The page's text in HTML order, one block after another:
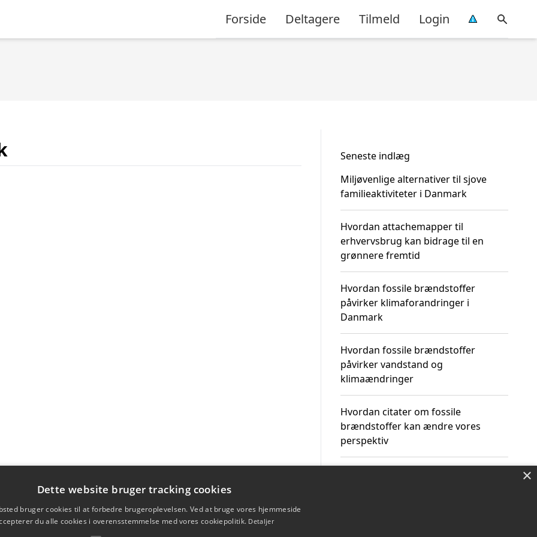
Forside Deltagere Tilmeld Login
Seneste indlæg
Miljøvenlige alternativer til sjove
familieaktiviteter i Danmark
Hvordan attachemapper til
erhvervsbrug kan bidrage til en
grønnere fremtid
Hvordan fossile brændstoffer
påvirker klimaforandringer i
Danmark
Hvordan fossile brændstoffer
påvirker vandstand og
klimaændringer
Hvordan citater om fossile
brændstoffer kan ændre vores
perspektiv
×
Dette website bruger tracking cookies
bruger cookies til at forbedre brugeroplevelsen. Ved at bruge vores hjemmeside
du alle cookies i overensstemmelse med vores cookiepolitik. Detaljer